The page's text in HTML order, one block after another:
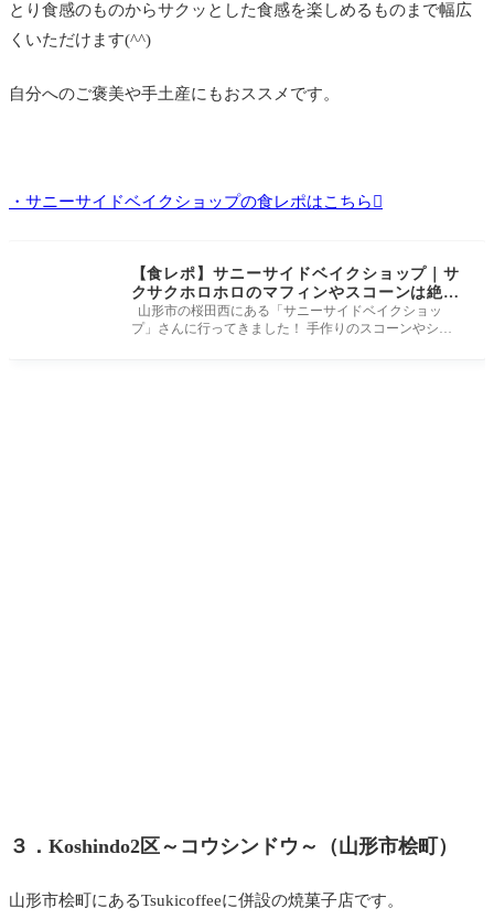
とり食感のものからサクッとした食感を楽しめるものまで幅広
くいただけます(^^)
自分へのご褒美や手土産にもおススメです。
・サニーサイドベイクショップの食レポはこちら
【食レポ】サニーサイドベイクショップ｜サ
クサクホロホロのマフィンやスコーンは絶
品！！！
山形市の桜田西にある「サニーサイドベイクショッ
プ」さんに行ってきました！ 手作りのスコーンやシフ
３．Koshindo2区～コウシンドウ～（山形市桧町）
山形市桧町にあるTsukicoffeeに併設の焼菓子店です。